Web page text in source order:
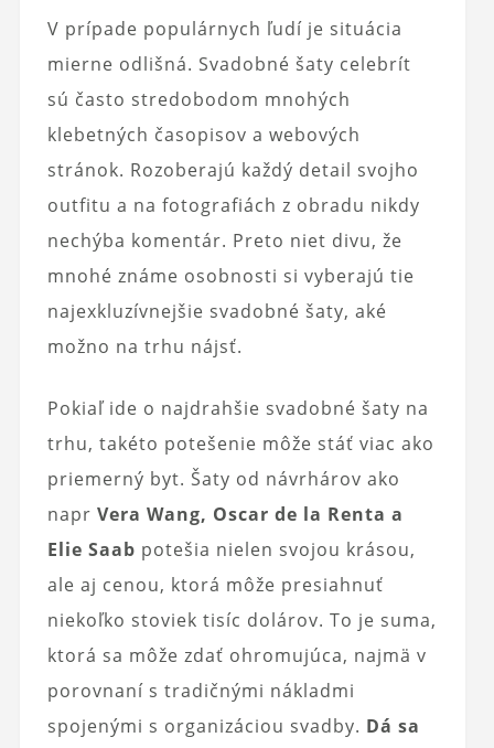
V prípade populárnych ľudí je situácia
mierne odlišná. Svadobné šaty celebrít
sú často stredobodom mnohých
klebetných časopisov a webových
stránok. Rozoberajú každý detail svojho
outfitu a na fotografiách z obradu nikdy
nechýba komentár. Preto niet divu, že
mnohé známe osobnosti si vyberajú tie
najexkluzívnejšie svadobné šaty, aké
možno na trhu nájsť.
Pokiaľ ide o najdrahšie svadobné šaty na
trhu, takéto potešenie môže stáť viac ako
priemerný byt. Šaty od návrhárov ako
napr Vera Wang, Oscar de la Renta a
Elie Saab potešia nielen svojou krásou,
ale aj cenou, ktorá môže presiahnuť
niekoľko stoviek tisíc dolárov. To je suma,
ktorá sa môže zdať ohromujúca, najmä v
porovnaní s tradičnými nákladmi
spojenými s organizáciou svadby. Dá sa